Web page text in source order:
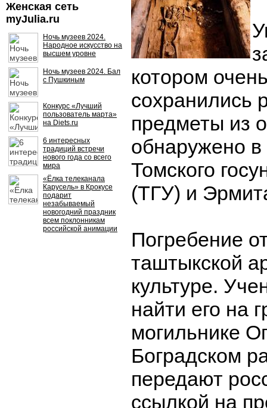
Женская сеть
myJulia.ru
Ночь музеев 2024.
Народное искусство на
высшем уровне
Ночь музеев 2024. Бал
с Пушкиным
Конкурс «Лучший
пользователь марта»
на Diets.ru
6 интересных
традиций встречи
нового года со всего
мира
«Ёлка телеканала
Карусель» в Крокусе
подарит
незабываемый
новогодний праздник
всем поклонникам
российской анимации
котором
сохранились
предметы из
обнаружено в
Томского
(ТГУ) и
Погребение
таштыкской
культуре.
найти его на
могильнике
Боградском
передают
ссылкой на